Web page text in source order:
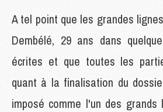
A tel point que les grandes
Dembélé, 29 ans dans
écrites et que toutes les
quant à la finalisation du
imposé comme l'un des grands